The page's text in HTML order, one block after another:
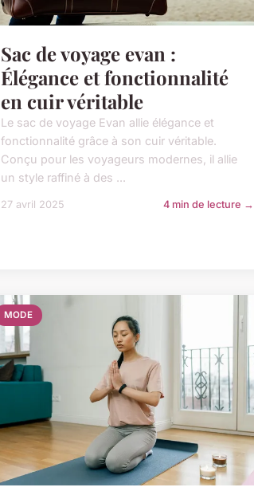
Sac de voyage evan :
Élégance et fonctionnalité
en cuir véritable
Le sac de voyage Evan allie élégance et
fonctionnalité grâce à son cuir véritable.
Conçu pour les voyageurs modernes, il allie
un style raffiné à des ...
27 avril 2025 4 min de lecture →
MODE